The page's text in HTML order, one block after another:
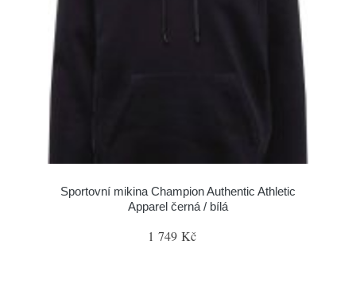
Sportovní mikina Champion Authentic Athletic
Apparel černá / bílá
1 749 Kč